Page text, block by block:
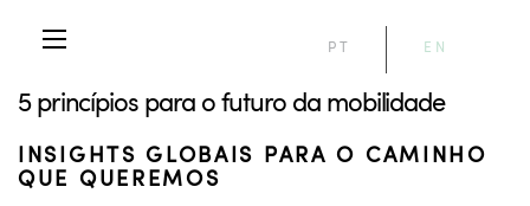
PT EN
5 princípios para o futuro da mobilidade
INSIGHTS GLOBAIS PARA O CAMINHO
QUE QUEREMOS